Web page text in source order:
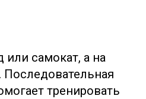
или самокат, а на
Последовательная
тренировать